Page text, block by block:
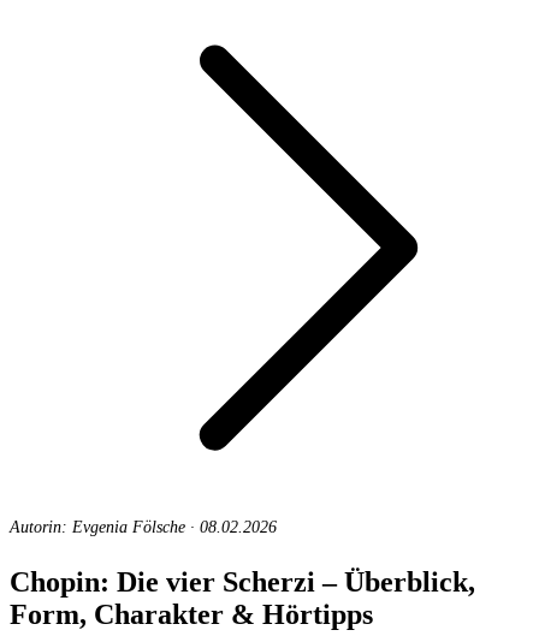
Autorin: Evgenia Fölsche · 08.02.2026
Chopin: Die vier Scherzi – Überblick,
Form, Charakter & Hörtipps